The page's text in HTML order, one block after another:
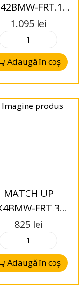
FRT.1
2-way
component
pentru
BMW
1.095 lei
Adaugă în coș
MATCH UP
FRT.3
Difuzoare 2cai,
coaxiale 10cm,
BMW
825 lei
Adaugă în coș